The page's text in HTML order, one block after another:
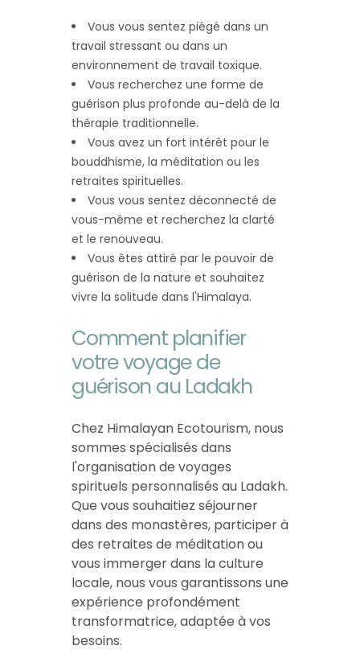
Vous vous sentez piégé dans un
travail stressant ou dans un
environnement de travail toxique.
Vous recherchez une forme de
guérison plus profonde au-delà de la
thérapie traditionnelle.
Vous avez un fort intérêt pour le
bouddhisme, la méditation ou les
retraites spirituelles.
Vous vous sentez déconnecté de
vous-même et recherchez la clarté
et le renouveau.
Vous êtes attiré par le pouvoir de
guérison de la nature et souhaitez
vivre la solitude dans l'Himalaya.
Comment planifier
votre voyage de
guérison au Ladakh
Chez Himalayan Ecotourism, nous
sommes spécialisés dans
l'organisation de voyages
spirituels personnalisés au Ladakh.
Que vous souhaitiez séjourner
dans des monastères, participer à
des retraites de méditation ou
vous immerger dans la culture
locale, nous vous garantissons une
expérience profondément
transformatrice, adaptée à vos
besoins.